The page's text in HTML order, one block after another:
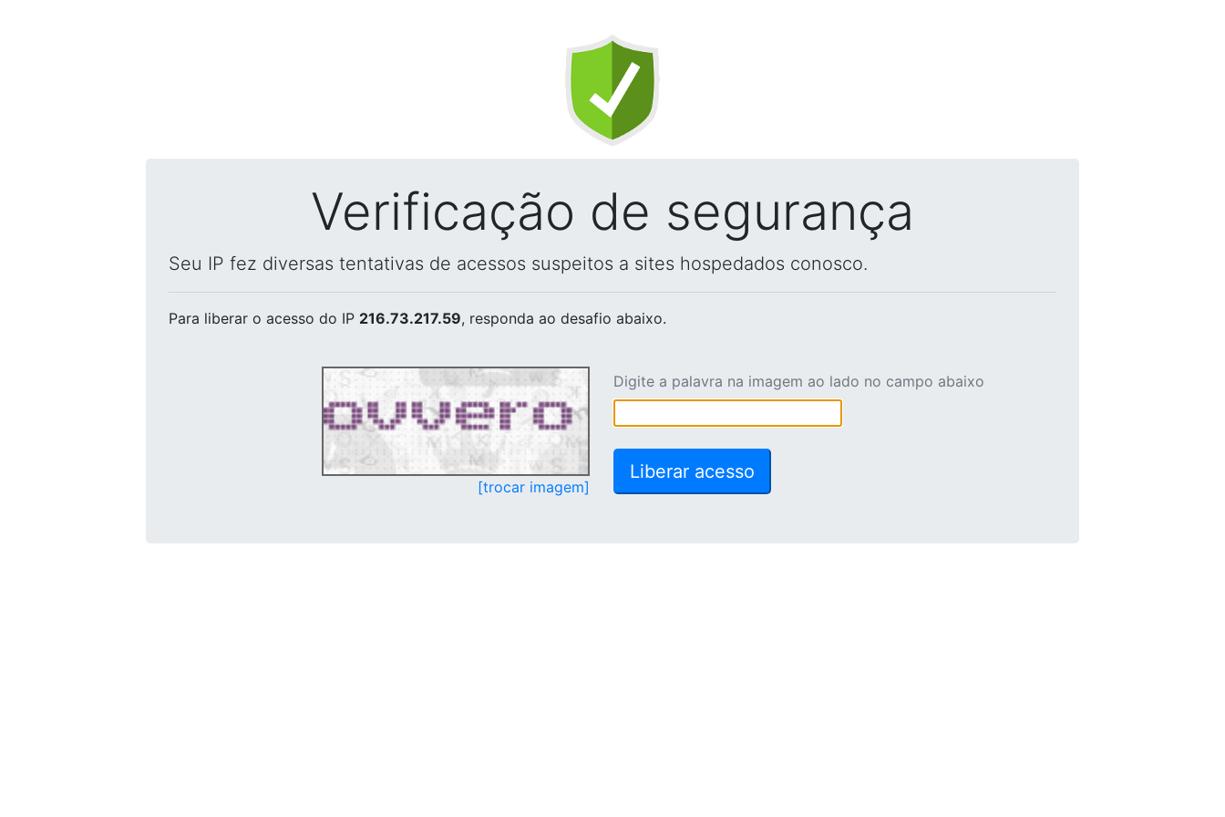
Verificação de segurança
Seu IP fez diversas tentativas de acessos suspeitos a sites hospedados conosco.
Para liberar o acesso do IP 216.73.217.59, responda ao desafio abaixo.
[trocar imagem]
Digite a palavra na imagem ao lado no campo abaixo